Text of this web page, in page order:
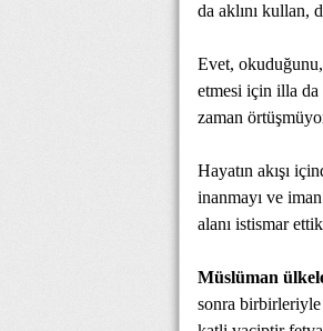
da aklını kullan,
Evet, okuduğunu,
etmesi için illa da
zaman
Hayatın akışı
inanmayı ve
alanı istismar
Müslüman
sonra birbirleriyle